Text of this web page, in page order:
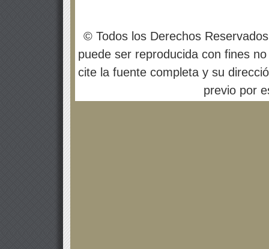
© Todos los Derechos
puede ser reproducida con fines
cite la fuente completa y su
previo por